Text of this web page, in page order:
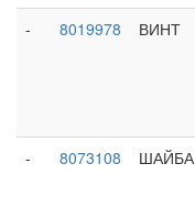
-
8019978 ВИНТ
-
8073108 ШАЙБА